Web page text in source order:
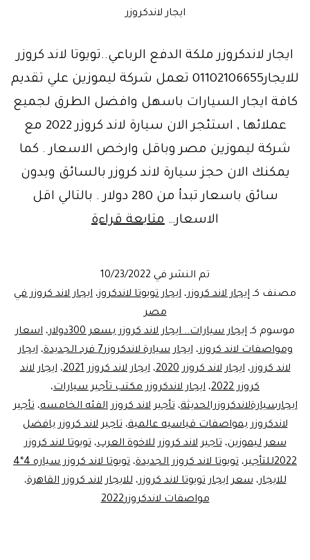
ايجار لاندكروزر
ايجار لاندكروزر ملكة الدفع الرباعي..تويوتا لاند كروزر
للايجار01102106655 تعمل شركة ليموزين علي تقديم
كافة ايجار السيارات باسهل وافضل الطرق لجميع
عملائها , استئجر الان سيارة لاند كروزر 2022 مع
شركة ليموزين مصر وباقل وارخص الاسعار . كما
يمكنك الان حجز سيارة لاند كروزر بالسائق وبدون
سائق باسعار تبدأ من 280 دولار . بالتالي اقل
الاسعار… متابعة قراءةعروض
ديزل
ليموزين
مصر
تم النشر في 10/23/2022
مصنف كـ إيجار لاند كروزر، ايجار تويوتا لاندكروز، ايجار لاند كروزر في
مصر
موسوم كـ إيجار سيارات.. ايجار لاند كروزر بسعر 300دولار ، اسعار
ومواصفات لاند كروزر،ايجار سيارة لاندكروزر7 فرد الجديدة ،ايجار
لاند كروزر،ايجار لاند كروزر 2020 ،ايجار لاند كروزر 2021 ،ايجار لاند
كروزر 2022
، ايجار لاندكروزر مكتب تأجير سيارات،
ايجارسيارةلاندكروزرالحديثة،تأجير لاند كروزر الفئه الخامسه،تأجير
لاندكروزر بمواصفات قياسيه عالمية،تاجير لاند كروزر بافضل
سعر ليموزين،تاجير لاند كروزر للاخوة العرب،تويوتا لاند كروزر
2022للتأجير
، تويوتا لاند كروزر الجديدة،
تويوتا لاند كروزر سياره 4*4
للايجار،سعر ايجار تويوتا لاند كروزر،للايجار لاند كروزر القاهرة،
مواصفات لاندكروزر2022